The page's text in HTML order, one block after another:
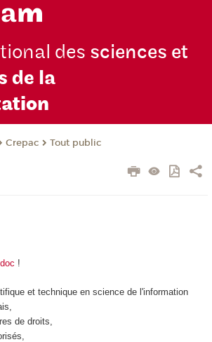
des sciences et
de la
Crepac Tout public
!
et technique en science de l'information
de droits,